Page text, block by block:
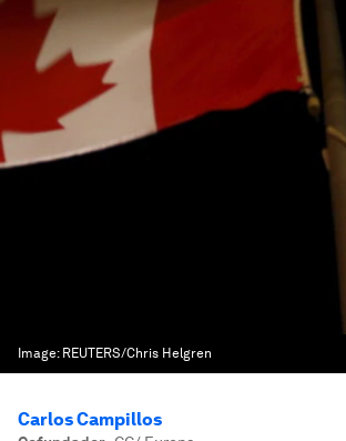
Image: REUTERS/Chris Helgren
Carlos Campillos